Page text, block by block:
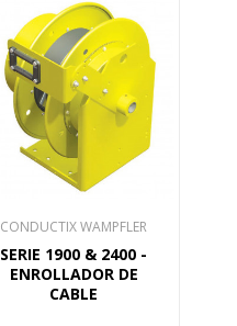
CONDUCTIX WAMPFLER
SERIE 1900 & 2400 -
ENROLLADOR DE
CABLE